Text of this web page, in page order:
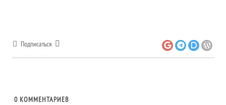
Подписаться
0 КОММЕНТАРИЕВ